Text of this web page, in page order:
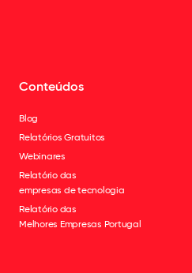
Conteúdos
Blog
Relatórios Gratuitos
Webinares
Relatório das
empresas de tecnologia
Relatório das
Melhores Empresas Portugal